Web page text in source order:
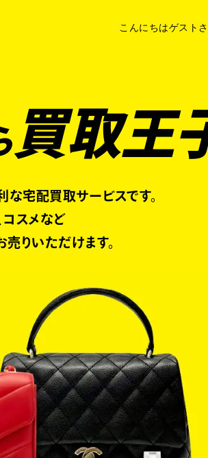
こんにちはゲストさ
コラム マイ
買取王
な宅配買取サービスです。
コスメなど
りいただけます。